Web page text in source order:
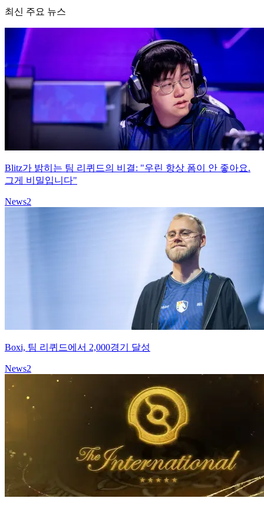
최신 주요 뉴스
Blitz가 밝히는 팀 리퀴드의 비결: "우린 항상 폼이 안 좋아요.
그게 비밀입니다"
News2
Boxi, 팀 리퀴드에서 2,000경기 달성
News2